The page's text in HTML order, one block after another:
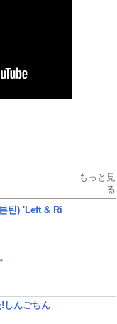
もっと見
る
틴) 'Left & Ri
しんごちん